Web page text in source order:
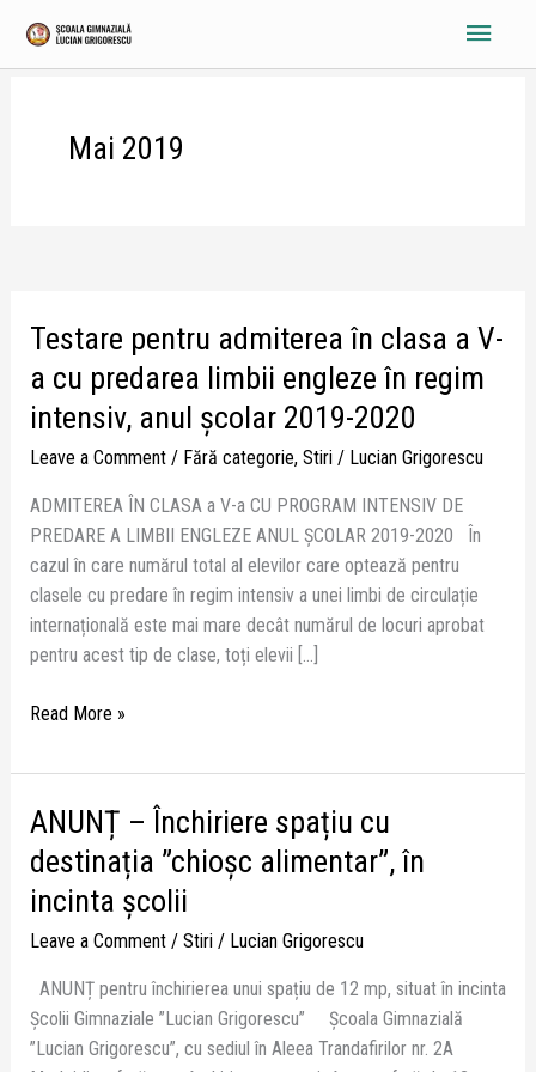
content
Main
Mai 2019
Testare pentru admiterea în clasa a V-
a cu predarea limbii engleze în regim
intensiv, anul școlar 2019-2020
Leave a Comment / Fără categorie, Stiri/ Lucian Grigorescu
ADMITEREA ÎN CLASA a V-a CU PROGRAM INTENSIV DE
PREDARE A LIMBII ENGLEZE ANUL ȘCOLAR 2019-2020 În
cazul în care numărul total al elevilor care optează pentru
clasele cu predare în regim intensiv a unei limbi de circulație
internațională este mai mare decât numărul de locuri aprobat
pentru acest tip de clase, toți elevii […]
Testare
admiterea
în
clasa
V-
a
cu
predarea
limbii
engleze
regim
anul
școlar
2020
Read More »
ANUNȚ – Închiriere spațiu cu
destinația ”chioșc alimentar”, în
incinta școlii
Leave a Comment / Stiri/ Lucian Grigorescu
ANUNȚ pentru închirierea unui spațiu de 12 mp, situat în incinta
Școlii Gimnaziale ”Lucian Grigorescu” Școala Gimnazială
”Lucian Grigorescu”, cu sediul în Aleea Trandafirilor nr. 2A
ANUNȚ
Închiriere
spațiu
cu
”chioșc
alimentar”,
în